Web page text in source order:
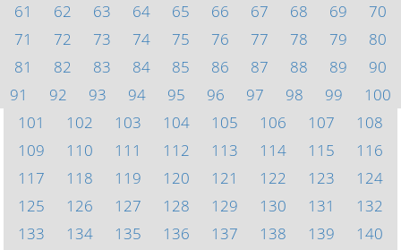
61
62 63 64 65 66 67 68 69
70
71
72 73 74 75 76 77 78 79
80
81
82 83 84 85 86 87 88 89
90
91
92 93 94 95 96 97 98 99
100
101
102 103 104 105 106 107
108
109
110 111 112 113 114 115
116
117
118 119 120 121 122 123
124
125
126 127 128 129 130 131
132
133
134 135 136 137 138 139
140